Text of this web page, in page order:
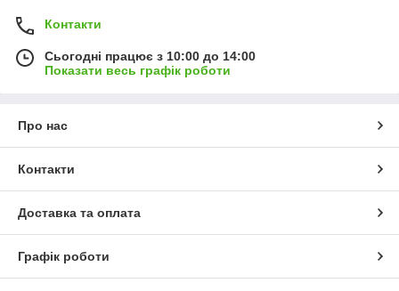
Контакти
Сьогодні працює з 10:00 до 14:00
Показати весь графік роботи
Про нас
Контакти
Доставка та оплата
Графік роботи